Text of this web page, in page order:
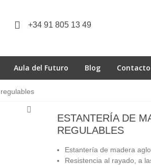
+34 91 805 13 49
Aula del Futuro Blog Contacto
ESTANTERÍA DE
REGULABLES
Estantería de madera
Resistencia al rayado, a